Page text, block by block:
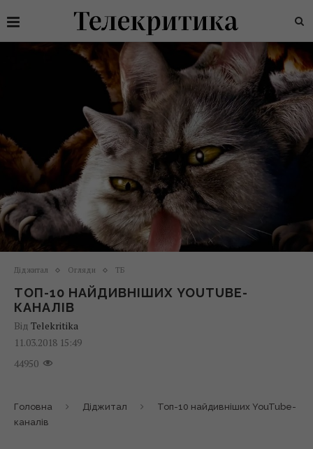
Діджитал Огляди ТБ
ТОП-10 НАЙДИВНІШИХ YOUTUBE-
КАНАЛІВ
Від Telekritika
11.03.2018 15:49
44950
Головна Діджитал
Топ-10 найдивніших YouTube-
каналів